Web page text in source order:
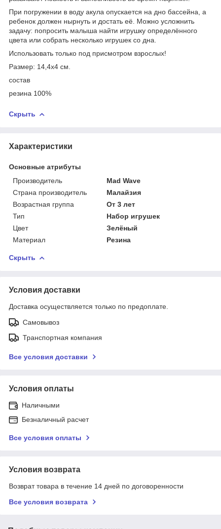
При погружении в воду акула опускается на дно бассейна, а
ребенок должен нырнуть и достать её. Можно усложнить
задачу: попросить малыша найти игрушку определённого
цвета или собрать несколько игрушек со дна.
Использовать только под присмотром взрослых!
Размер: 14,4х4 см.
состав
резина 100%
Скрыть
Характеристики
Основные атрибуты
Производитель
Mad Wave
Страна производитель
Малайзия
Возрастная группа
От 3 лет
Тип
Набор игрушек
Цвет
Зелёный
Материал
Резина
Скрыть
Условия доставки
Доставка осуществляется только по предоплате.
Самовывоз
Транспортная компания
Все условия доставки
Условия оплаты
Наличными
Безналичный расчет
Все условия оплаты
Условия возврата
Возврат товара в течение 14 дней по договоренности
Все условия возврата